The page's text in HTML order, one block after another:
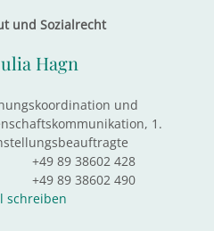
und Sozialrecht
Hagn
und
1.
+49 89 38602 428
+49 89 38602 490
schreiben